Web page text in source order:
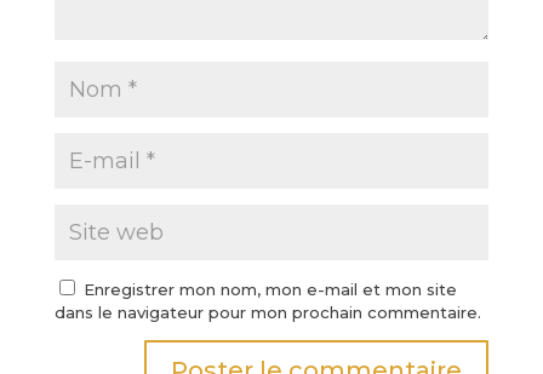
Enregistrer mon nom, mon e-mail et mon site
dans le navigateur pour mon prochain commentaire.